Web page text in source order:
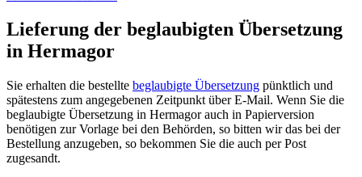
Lieferung der beglaubigten Übersetzung
in Hermagor
Sie erhalten die bestellte beglaubigte Übersetzung pünktlich und
spätestens zum angegebenen Zeitpunkt über E-Mail. Wenn Sie die
beglaubigte Übersetzung in Hermagor auch in Papierversion
benötigen zur Vorlage bei den Behörden, so bitten wir das bei der
Bestellung anzugeben, so bekommen Sie die auch per Post
zugesandt.